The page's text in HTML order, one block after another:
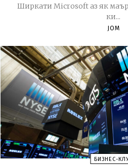
Ширкати Microsoft аз як
ки...
JOM
БИЗНЕС-